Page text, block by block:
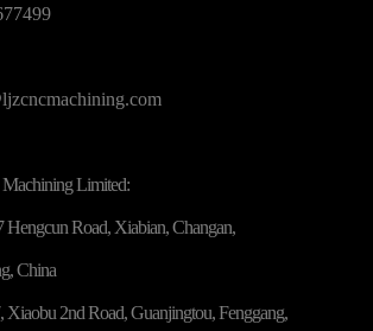
Limited:
Hengcun Road, Xiabian, Changan,
China
Xiaobu 2nd Road, Guanjingtou, Fenggang,